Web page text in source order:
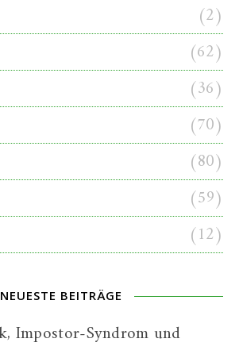
(2)
(62)
(36)
(70)
(80)
(59)
(12)
NEUESTE BEITRÄGE
Impostor-Syndrom und